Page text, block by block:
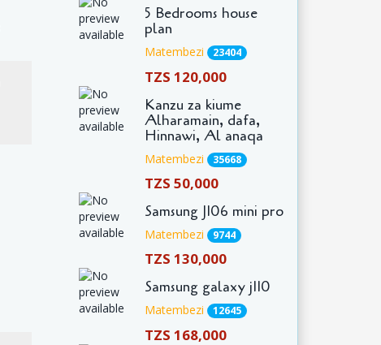
5 Bedrooms house
plan
Matembezi 23404
TZS 120,000
Kanzu za kiume
Alharamain, dafa,
Hinnawi, Al anaqa
Matembezi 35668
TZS 50,000
Samsung J106 mini pro
Matembezi 9744
TZS 130,000
Samsung galaxy j110
Matembezi 12645
TZS 168,000